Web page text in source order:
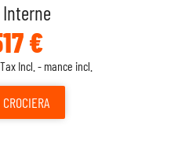
€
Incl. - mance incl.
CROCIERA